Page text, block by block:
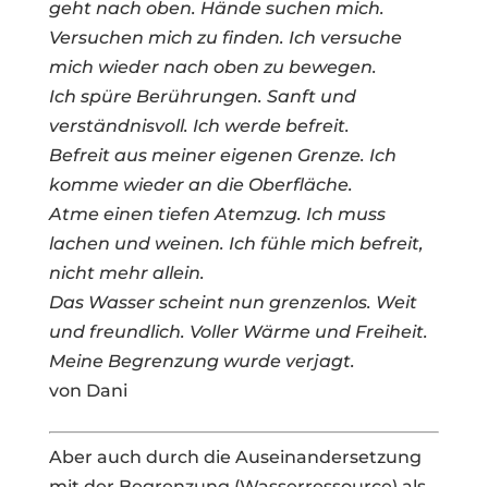
geht nach oben. Hände suchen mich.
Versuchen mich zu finden. Ich versuche
mich wieder nach oben zu bewegen.
Ich spüre Berührungen. Sanft und
verständnisvoll. Ich werde befreit.
Befreit aus meiner eigenen Grenze. Ich
komme wieder an die Oberfläche.
Atme einen tiefen Atemzug. Ich muss
lachen und weinen. Ich fühle mich befreit,
nicht mehr allein.
Das Wasser scheint nun grenzenlos. Weit
und freundlich. Voller Wärme und Freiheit.
Meine Begrenzung wurde verjagt.
von Dani
Aber auch durch die Auseinandersetzung